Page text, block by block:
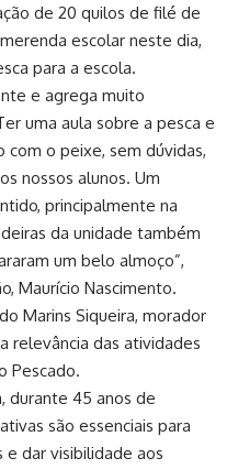
de 20 quilos de filé de
escolar neste dia,
para a escola.
e agrega muito
uma aula sobre a pesca e
com o peixe, sem dúvidas,
nossos alunos. Um
principalmente na
da unidade também
um belo almoço”,
Maurício Nascimento.
Marins Siqueira, morador
relevância das atividades
Pescado.
durante 45 anos de
são essenciais para
dar visibilidade aos